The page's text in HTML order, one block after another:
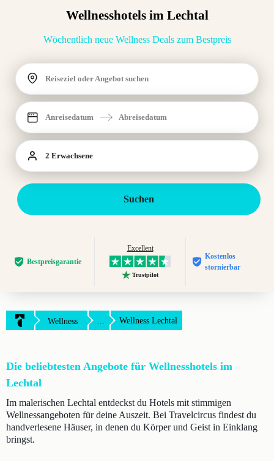
Wellnesshotels im Lechtal
Wöchentlich neue Wellness Deals zum Bestpreis
Reiseziel oder Angebot suchen
Anreisedatum Abreisedatum
2 Erwachsene
Suchen
Bestpreis­garantie
Excellent
Trustpilot
Kostenlos
stornierbar
Wellness ... Wellness Lechtal
Die beliebtesten Angebote für Wellnesshotels im
Lechtal
Im malerischen Lechtal entdeckst du Hotels mit stimmigen
Wellnessangeboten für deine Auszeit. Bei Travelcircus findest du
handverlesene Häuser, in denen du Körper und Geist in Einklang
bringst.